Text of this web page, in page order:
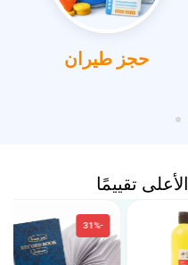
حجز طيران
الأعلى تقييمًا